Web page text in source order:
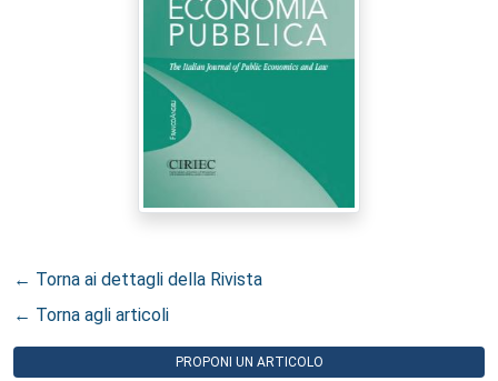
← Torna ai dettagli della Rivista
← Torna agli articoli
PROPONI UN ARTICOLO